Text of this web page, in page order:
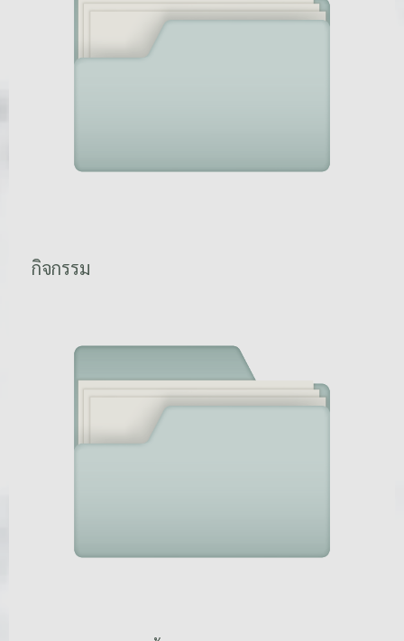
กิจกรรม